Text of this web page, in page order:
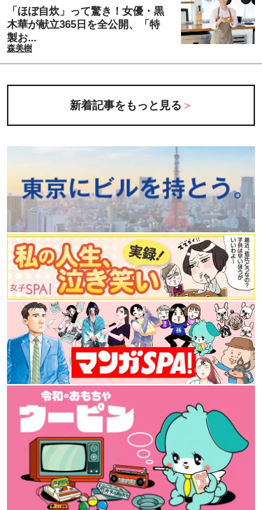
「ほぼ自炊」って驚き！女優・黒
木華が献立365日を全公開、「特
製お...
森美樹
新着記事をもっと見る